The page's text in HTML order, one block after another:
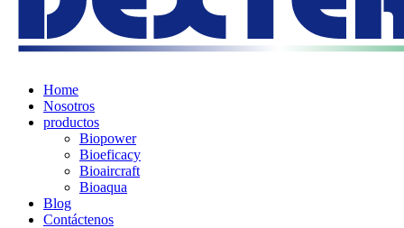
Home
Nosotros
productos
Biopower
Bioeficacy
Bioaircraft
Bioaqua
Blog
Contáctenos